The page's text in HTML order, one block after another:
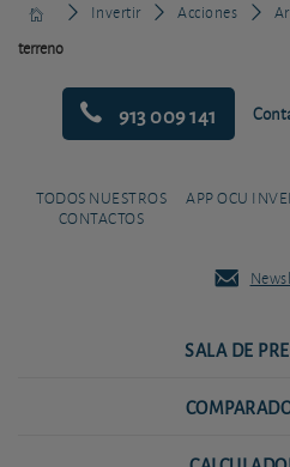
Invertir Acciones
terreno
913 009 141
TODOS NUESTROS
CONTACTOS
APP OCU
SALA DE